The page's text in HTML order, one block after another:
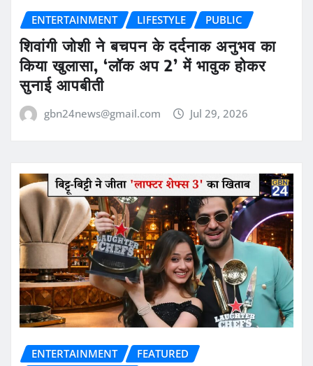
ENTERTAINMENT LIFESTYLE PUBLIC
शिवांगी जोशी ने बचपन के दर्दनाक अनुभव का
किया खुलासा, ‘लॉक अप 2’ में भावुक होकर
सुनाई आपबीती
gbn24news@gmail.com Jul 29, 2026
ENTERTAINMENT
FEATURED